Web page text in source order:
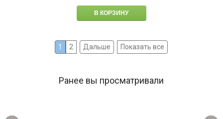
1 2 Дальше Показать все
Ранее вы просматривали